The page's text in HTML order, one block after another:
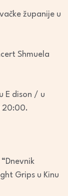
županije u
Shmuela
E dison / u
20:00.
Grips u Kinu